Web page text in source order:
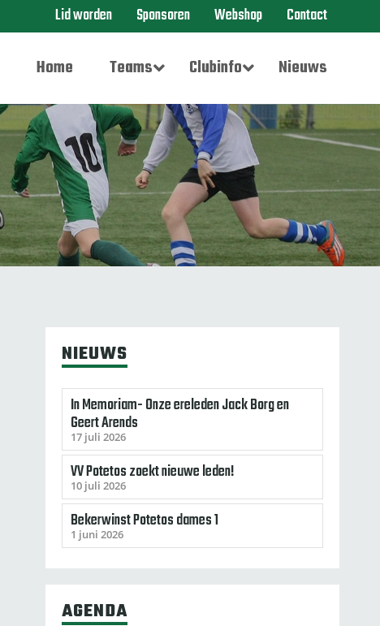
Lid worden Sponsoren Webshop Contact
Home Teams Clubinfo Nieuws
NIEUWS
In Memoriam- Onze ereleden Jack Borg en
Geert Arends
17 juli 2026
VV Potetos zoekt nieuwe leden!
10 juli 2026
Bekerwinst Potetos dames 1
1 juni 2026
AGENDA